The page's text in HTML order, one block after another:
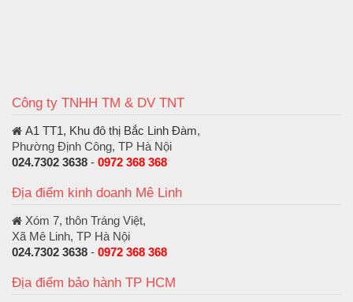
Công ty TNHH TM & DV TNT
A1 TT1, Khu đô thị Bắc Linh Đàm,
Phường Định Công, TP Hà Nội
024.7302 3638 - 0972 368 368
Địa điểm kinh doanh Mê Linh
Xóm 7, thôn Tráng Việt,
Xã Mê Linh, TP Hà Nội
024.7302 3638 - 0972 368 368
Địa điểm bảo hành TP HCM